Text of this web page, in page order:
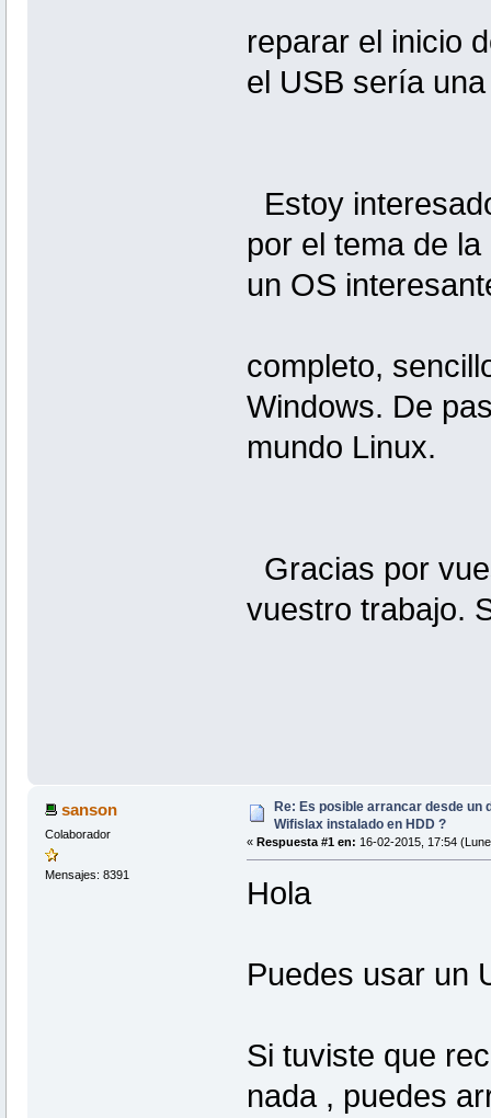
reparar el inicio
el USB sería
Estoy
por el tema de
un OS
completo,
Windows. De
mundo Linux.
Gracias por
vuestro trabajo.
sanson
Colaborador
Mensajes: 8391
Re: Es posible arrancar desde un
Wifislax instalado en HDD ?
« Respuesta #1 en: 16-02-2015, 17:54
Hola
Puedes usar un
Si tuviste que
nada , puedes